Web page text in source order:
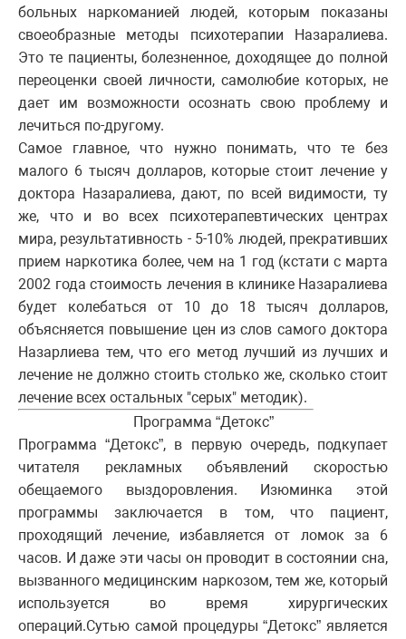
больных наркоманией людей, которым показаны
своеобразные методы психотерапии Назаралиева.
Это те пациенты, болезненное, доходящее до полной
переоценки своей личности, самолюбие которых, не
дает им возможности осознать свою проблему и
лечиться по-другому.
Самое главное, что нужно понимать, что те без
малого 6 тысяч долларов, которые стоит лечение у
доктора Назаралиева, дают, по всей видимости, ту
же, что и во всех психотерапевтических центрах
мира, результативность - 5-10% людей, прекративших
прием наркотика более, чем на 1 год (кстати с марта
2002 года стоимость лечения в клинике Назаралиева
будет колебаться от 10 до 18 тысяч долларов,
объясняется повышение цен из слов самого доктора
Назарлиева тем, что его метод лучший из лучших и
лечение не должно стоить столько же, сколько стоит
лечение всех остальных "серых" методик).
Программа “Детокс”
Программа “Детокс”, в первую очередь, подкупает
читателя рекламных объявлений скоростью
обещаемого выздоровления. Изюминка этой
программы заключается в том, что пациент,
проходящий лечение, избавляется от ломок за 6
часов. И даже эти часы он проводит в состоянии сна,
вызванного медицинским наркозом, тем же, который
используется во время хирургических
операций.Сутью самой процедуры “Детокс” является